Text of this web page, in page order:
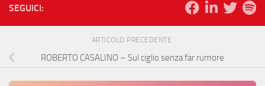
SEGUICI:
ARTICOLO PRECEDENTE
ROBERTO CASALINO – Sul ciglio senza far rumore